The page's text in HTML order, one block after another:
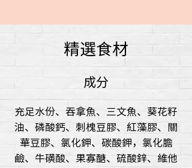
精選食材
成分
充足水份、吞拿魚、三文魚、葵花籽
油、磷酸鈣、刺槐豆膠、紅藻膠、關
華豆膠、氯化鉀、碳酸鉀，氯化膽
鹼、牛磺酸、果寡醣、硫酸鋅、維他